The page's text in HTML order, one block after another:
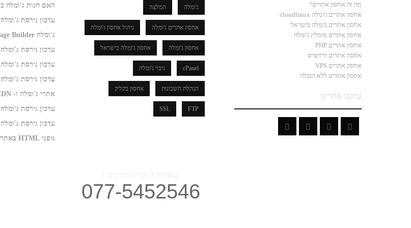
עדכון גירסת ג'ומלה 3.10.3 ו- 4.0.4
ג'ומלה SP Page Builder - עדכון גירסה
עדכון גירסת ג'ומלה 3.10.2 ו- 4.0.3
עדכון גירסת ג'ומלה 3.10.1
עדכון גירסת ג'ומלה 3.10 - גשר לגירסה 4.0
אתרי ג'ומלה ו- CDN
עדכון גירסת ג'ומלה 3.9.28
עדכון גירסת ג'ומלה 3.9.27
גופני HTML באתר ג'ומלה
ג'ומלה המלצה
אחסון אתרים ג'ומלה ניהול אחסון ג'ומלה
אחסון ג'ומלה אחסון ג'ומלה בישראל
cPanel גיבוי ג'ומלה
הנהלת חשבונות אחסון בקליק
FTP
SSL
מה זה אחסון אתרים?
אחסון אתרים ג'ומלה cloudlinux
אחסון אתרים ג'ומלה בישראל
אחסון אתרים מומלץ ג'ומלה
אחסון אתרים PHP
אחסון אתרים וורדפרס
אחסון אתרים VPS
אחסון אתרים ללא הגבלה
עיקבו אחרינו
077-5452546